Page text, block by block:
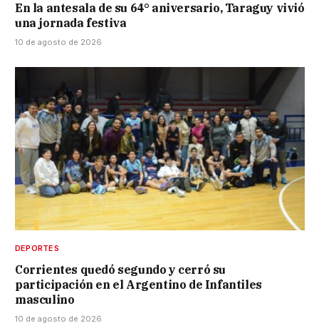
En la antesala de su 64° aniversario, Taraguy vivió
una jornada festiva
10 de agosto de 2026
DEPORTES
Corrientes quedó segundo y cerró su
participación en el Argentino de Infantiles
masculino
10 de agosto de 2026